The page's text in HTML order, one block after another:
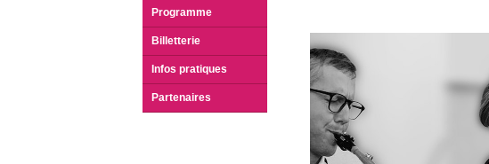
Programme
Billetterie
Infos pratiques
Partenaires